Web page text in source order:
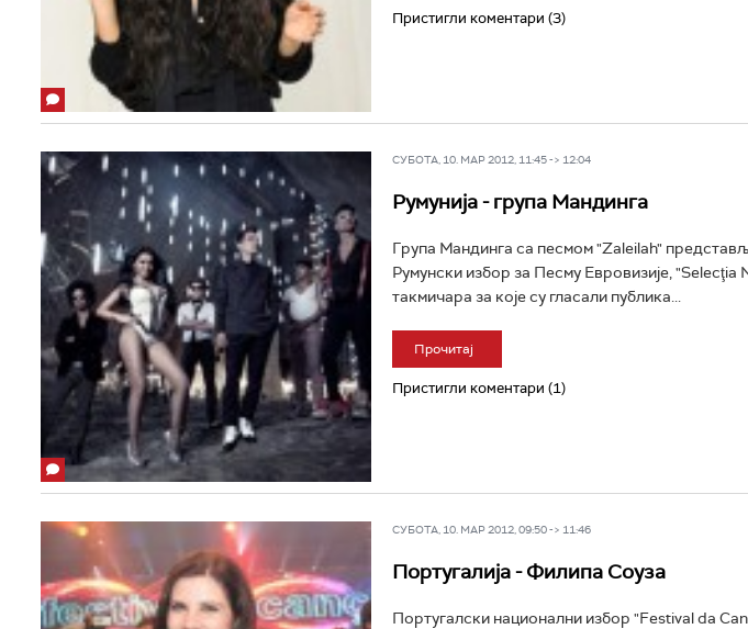
Пристигли коментари (3)
СУБОТА, 10. МАР 2012, 11:45 -> 12:04
Румунија - група Мандинга
Група Мандинга са песмом "Zaleilah"
Румунски избор за Песму Евровизије, "Selecţia
такмичара за које су гласали публика...
Прочитај
Пристигли коментари (1)
СУБОТА, 10. МАР 2012, 09:50 -> 11:46
Португалија - Филипа Соуза
Португалски национални избор "Festival da